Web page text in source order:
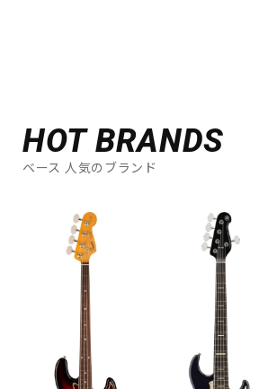
HOT BRANDS
ベース 人気のブランド